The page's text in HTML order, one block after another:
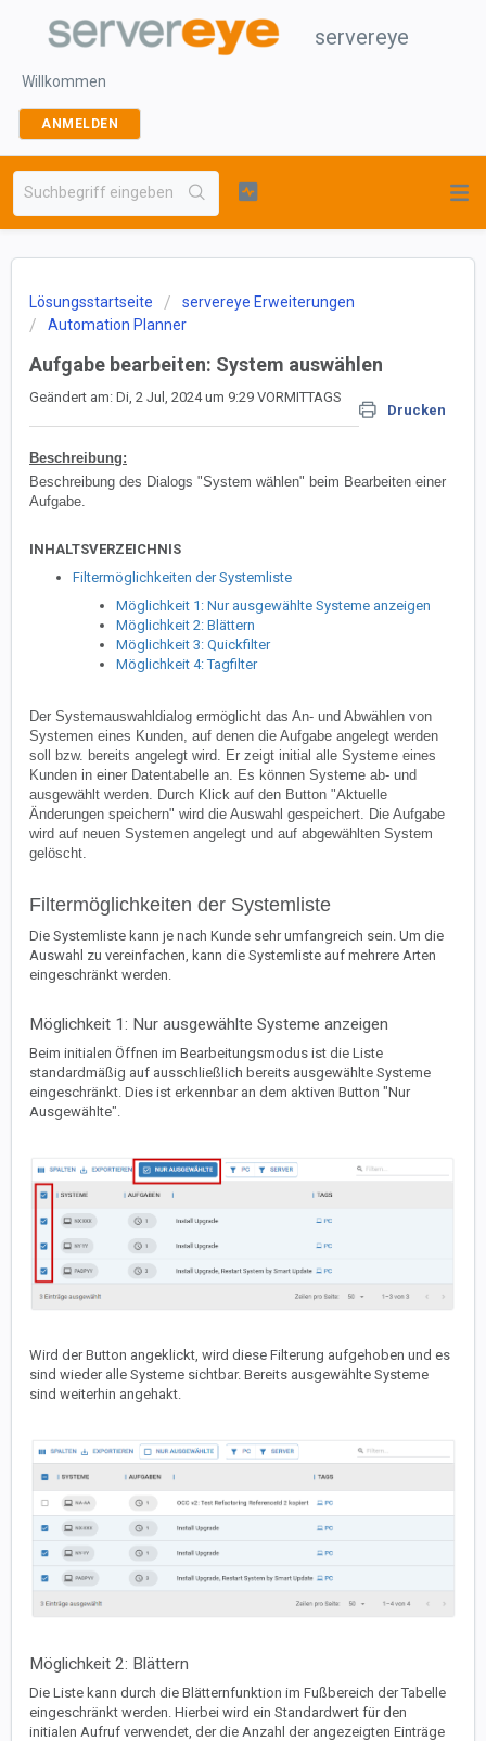
servereye
Willkommen
ANMELDEN
Lösungsstartseite
servereye Erweiterungen
Automation Planner
Aufgabe bearbeiten: System auswählen
Drucken
Geändert am: Di, 2 Jul, 2024 um 9:29 VORMITTAGS
Beschreibung:
Beschreibung des Dialogs "System wählen" beim Bearbeiten einer
Aufgabe.
INHALTSVERZEICHNIS
Filtermöglichkeiten der Systemliste
Möglichkeit 1: Nur ausgewählte Systeme anzeigen
Möglichkeit 2: Blättern
Möglichkeit 3: Quickfilter
Möglichkeit 4: Tagfilter
Der Systemauswahldialog ermöglicht das An- und Abwählen von
Systemen eines Kunden, auf denen die Aufgabe angelegt werden
soll bzw. bereits angelegt wird. Er zeigt initial alle Systeme eines
Kunden in einer Datentabelle an. Es können Systeme ab- und
ausgewählt werden. Durch Klick auf den Button "Aktuelle
Änderungen speichern" wird die Auswahl gespeichert. Die Aufgabe
wird auf neuen Systemen angelegt und auf abgewählten System
gelöscht.
Filtermöglichkeiten der Systemliste
Die Systemliste kann je nach Kunde sehr umfangreich sein. Um die
Auswahl zu vereinfachen, kann die Systemliste auf mehrere Arten
eingeschränkt werden.
Möglichkeit 1: Nur ausgewählte Systeme anzeigen
Beim initialen Öffnen im Bearbeitungsmodus ist die Liste
standardmäßig auf ausschließlich bereits ausgewählte Systeme
eingeschränkt. Dies ist erkennbar an dem aktiven Button "Nur
Ausgewählte".
Wird der Button angeklickt, wird diese Filterung aufgehoben und es
sind wieder alle Systeme sichtbar. Bereits ausgewählte Systeme
sind weiterhin angehakt.
Möglichkeit 2: Blättern
Die Liste kann durch die Blätternfunktion im Fußbereich der Tabelle
eingeschränkt werden. Hierbei wird ein Standardwert für den
initialen Aufruf verwendet, der die Anzahl der angezeigten Einträge